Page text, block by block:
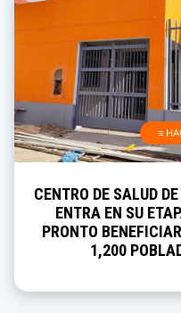
≡
CENTRO DE SALUD
ENTRA EN SU
PRONTO
1,200